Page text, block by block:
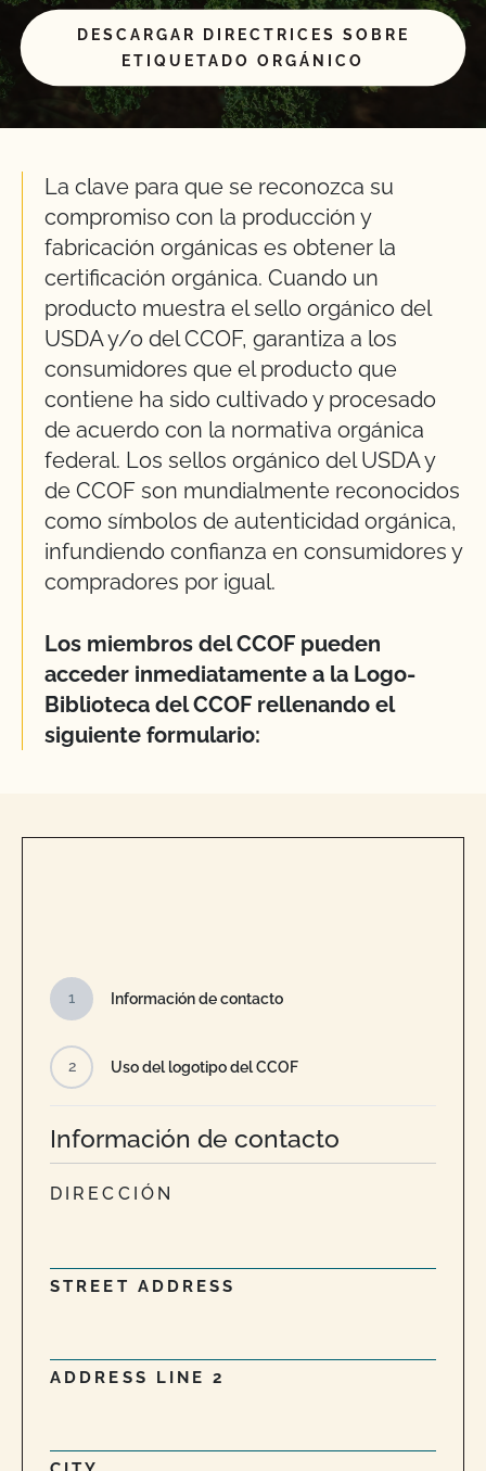
DESCARGAR DIRECTRICES SOBRE
ETIQUETADO ORGÁNICO
La clave para que se reconozca su
compromiso con la producción y
fabricación orgánicas es obtener la
certificación orgánica. Cuando un
producto muestra el sello orgánico del
USDA y/o del CCOF, garantiza a los
consumidores que el producto que
contiene ha sido cultivado y procesado
de acuerdo con la normativa orgánica
federal. Los sellos orgánico del USDA y
de CCOF son mundialmente reconocidos
como símbolos de autenticidad orgánica,
infundiendo confianza en consumidores y
compradores por igual.
Los miembros del CCOF pueden
acceder inmediatamente a la Logo-
Biblioteca del CCOF rellenando el
siguiente formulario:
1 Información de contacto
2 Uso del logotipo del CCOF
Información de contacto
DIRECCIÓN
STREET ADDRESS
ADDRESS LINE 2